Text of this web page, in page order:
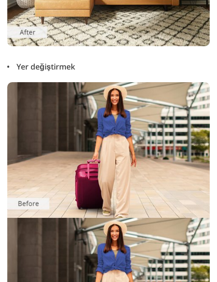
Yer değiştirmek